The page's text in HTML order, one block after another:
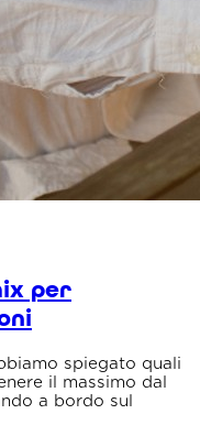
per
spiegato quali
il massimo dal
a bordo sul